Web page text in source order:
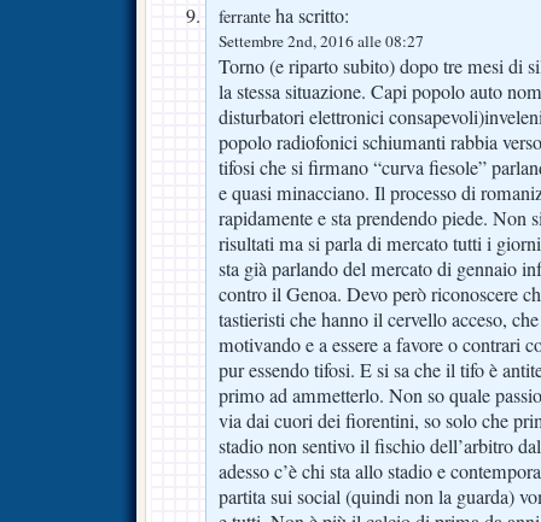
ferrante ha scritto:
Settembre 2nd, 2016 alle 08:27
Torno (e riparto subito) dopo tre mesi di
la stessa situazione. Capi popolo auto
disturbatori elettronici
popolo radiofonici schiumanti rabbia
tifosi che si firmano “curva fiesole”
e quasi minacciano. Il processo di
rapidamente e sta prendendo piede. Non
risultati ma si parla di mercato tutti i
sta già parlando del mercato di gennaio
contro il Genoa. Devo però riconoscere
tastieristi che hanno il cervello acceso,
motivando e a essere a favore o contrari
pur essendo tifosi. E si sa che il tifo è
primo ad ammetterlo. Non so quale
via dai cuori dei fiorentini, so solo che
stadio non sentivo il fischio dell’arbitro
adesso c’è chi sta allo stadio e
partita sui social (quindi non la guarda)